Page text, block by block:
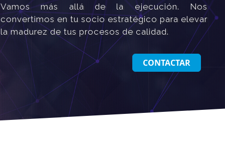
Vamos más allá de la ejecución. Nos
convertimos en tu socio estratégico para elevar
la madurez de tus procesos de calidad.
CONTACTAR